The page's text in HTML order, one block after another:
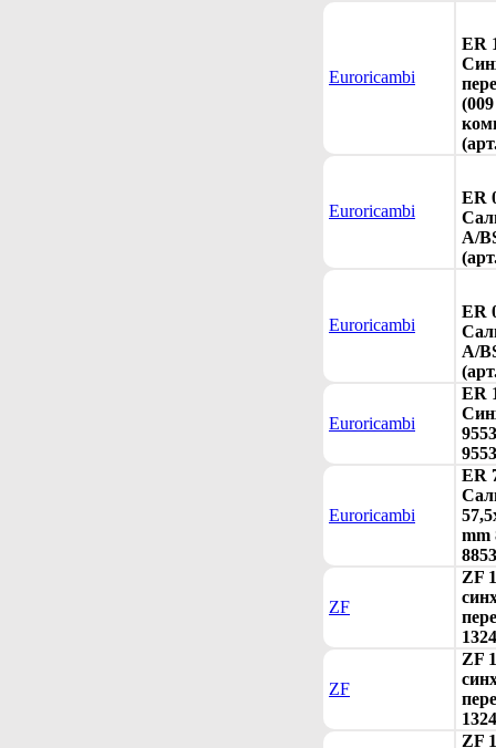
Euroricambi
ER
Euroricambi
ER
A/
Euroricambi
ER
A/
Euroricambi
ER
Euroricambi
ER
mm
ZF
ZF
ZF
ZF
ZF